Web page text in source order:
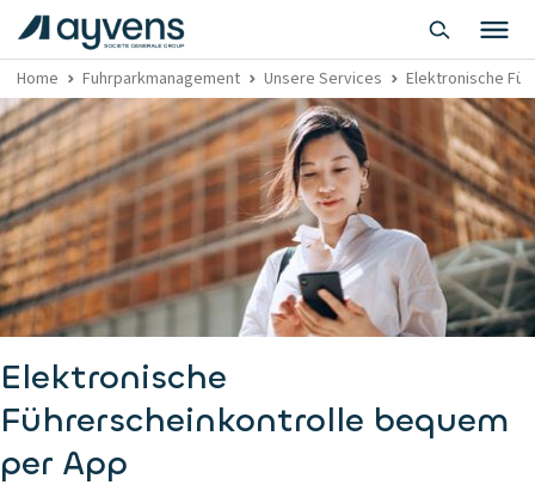
Home Fuhrparkmanagement Unsere Services Elektronische
Elektronische
Führerscheinkontrolle bequem
per App